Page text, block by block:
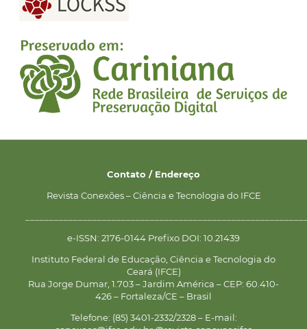
Contato / Endereço
Revista Conexões – Ciência e Tecnologia do IFCE
e-ISSN: 2176-0144 Prefixo DOI: 10.21439
Instituto Federal de Educação, Ciência e Tecnologia do
Ceará (IFCE)
Rua Jorge Dumar, 1.703 – Jardim América – CEP: 60.410-
426 – Fortaleza/CE – Brasil
Telefone: (85) 3401-2332/2328 – E-mail: